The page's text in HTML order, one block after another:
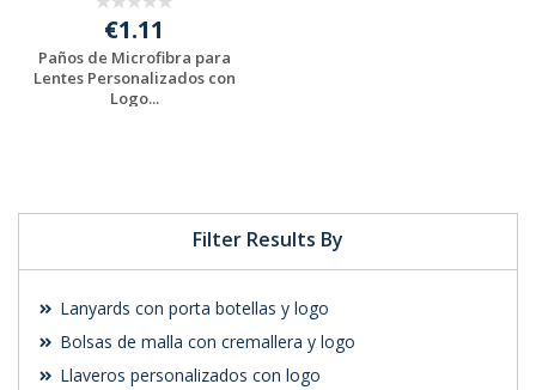
Filter Results By
Lanyards con porta botellas y logo
Bolsas de malla con cremallera y logo
Llaveros personalizados con logo
€1.11
Paños de Microfibra para
Lentes Personalizados con
Logo...